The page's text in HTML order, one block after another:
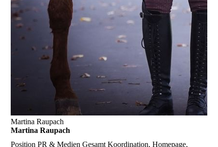
Martina Raupach
Martina Raupach
PositionPR & Medien Gesamt Koordination, Homepage,